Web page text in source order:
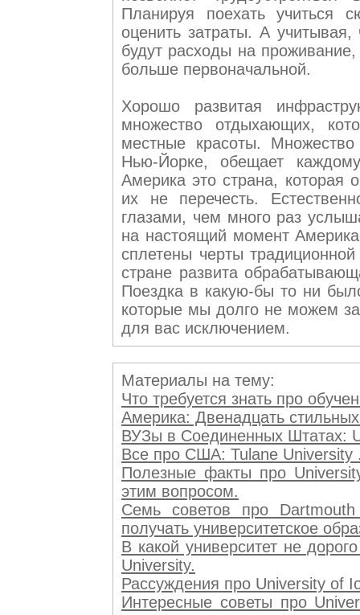
Планируя поехать учиться
оценить затраты. А
будут расходы на
больше первоначальной.
Хорошо развитая
множество отдыхающих,
местные красоты.
Нью-Йорке, обещает
Америка это страна, которая
их не перечесть.
глазами, чем много раз
на настоящий момент
сплетены черты
стране развита
Поездка в какую-бы то ни
которые мы долго не можем
для вас исключением.
Материалы на тему:
Что требуется знать про
Америка: Двенадцать
ВУЗы в Соединенных Штатах:
Все про США: Tulane University
Полезные факты про
этим вопросом.
Семь советов про
получать университетское
В какой университет не
University.
Рассуждения про University of
Интересные советы про